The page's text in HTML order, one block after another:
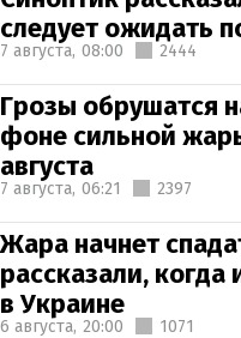
следует ожидать
7 августа, 08:00 2444
Грозы обрушатся
фоне сильной
августа
7 августа, 06:21 2397
Жара начнет
рассказали, когда
в Украине
6 августа, 20:00 1071